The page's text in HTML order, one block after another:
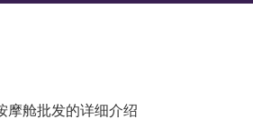
摩舱批发的详细介绍